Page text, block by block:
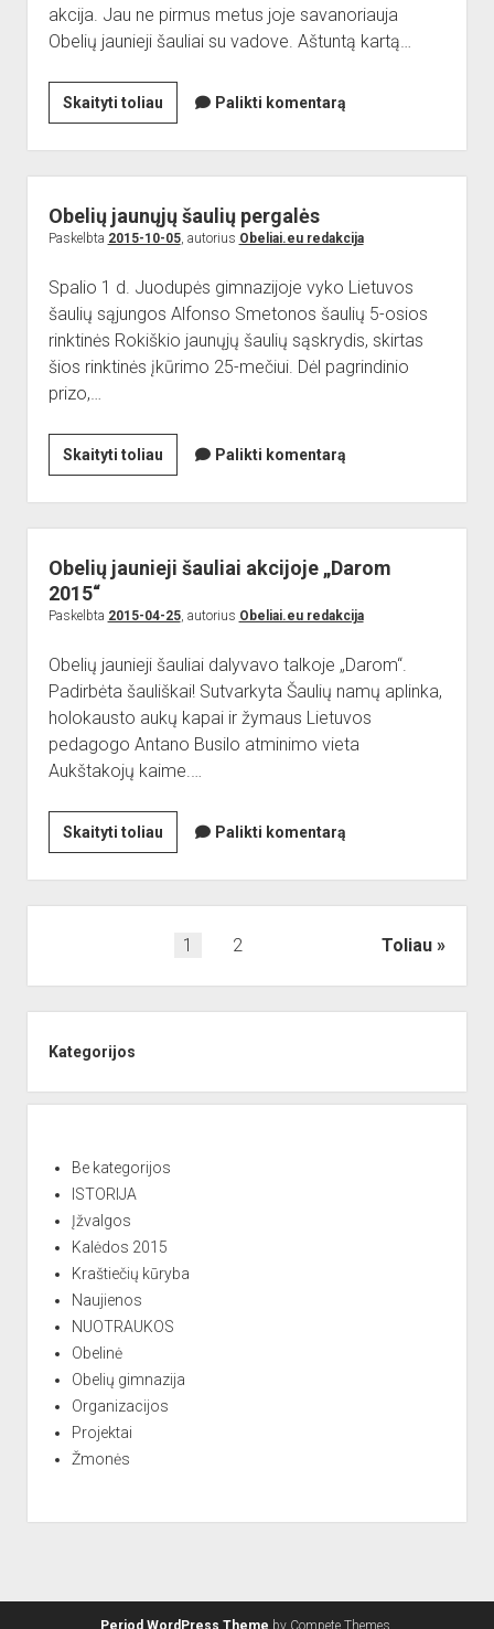
akcija. Jau ne pirmus metus joje savanoriauja
Obelių jaunieji šauliai su vadove. Aštuntą kartą…
Skaityti toliauObelių
jaunieji
šauliai
dalyvavo
„Maisto
banko“
Palikti komentarą
Obelių jaunųjų šaulių pergalės
Paskelbta 2015-10-05, autorius Obeliai.eu redakcija
Spalio 1 d. Juodupės gimnazijoje vyko Lietuvos
šaulių sąjungos Alfonso Smetonos šaulių 5-osios
rinktinės Rokiškio jaunųjų šaulių sąskrydis, skirtas
šios rinktinės įkūrimo 25-mečiui. Dėl pagrindinio
prizo,…
Skaityti toliauObelių
jaunųjų
šaulių
pergalės
Palikti komentarą
Obelių jaunieji šauliai akcijoje „Darom
2015“
Paskelbta 2015-04-25, autorius Obeliai.eu redakcija
Obelių jaunieji šauliai dalyvavo talkoje „Darom“.
Padirbėta šauliškai! Sutvarkyta Šaulių namų aplinka,
holokausto aukų kapai ir žymaus Lietuvos
pedagogo Antano Busilo atminimo vieta
Aukštakojų kaime.…
Skaityti toliauObelių
jaunieji
šauliai
akcijoje
„Darom
Palikti komentarą
1 2 Toliau
Kategorijos
Be kategorijos
ISTORIJA
Įžvalgos
Kalėdos 2015
Kraštiečių kūryba
Naujienos
NUOTRAUKOS
Obelinė
Obelių gimnazija
Organizacijos
Projektai
Žmonės
Period WordPress Theme by Compete Themes.